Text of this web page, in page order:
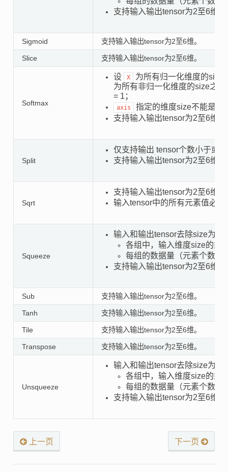
支持输入输出tensor为2至6维；
Sigmoid 支持输入输出tensor为2至6维。
Slice 支持输入输出tensor为2至6维。
Softmax
设 X
为所有归一化维度的size
为所有非归一化维度的size之
= 1；
axis
指定的维度size不能是1；
支持输入输出tensor为2至6维；
Split
仅支持输出 tensor个数小于或
支持输入输出tensor为2至6维；
Sqrt
支持输入输出tensor为2至6维；
输入tensor中的所有元素值必须
Squeeze
输入和输出tensor去除size为1
各组中，输入维度size的乘
每组的数据量（元素个数 *
支持输入输出tensor为2至6维；
Sub 支持输入输出tensor为2至6维。
Tanh 支持输入输出tensor为2至6维。
Tile 支持输入输出tensor为2至6维。
Transpose 支持输入输出tensor为2至6维。
Unsqueeze
输入和输出tensor去除size为1
各组中，输入维度size的乘
每组的数据量（元素个数 *
支持输入输出tensor为2至6维；
上一页 下一页